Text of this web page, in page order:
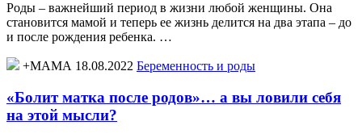
Роды – важнейший период в жизни любой женщины. Она
становится мамой и теперь ее жизнь делится на два этапа – до
и после рождения ребенка. …
+МАМА 18.08.2022 Беременность и роды
«Болит матка после родов»… а вы ловили себя
на этой мысли?